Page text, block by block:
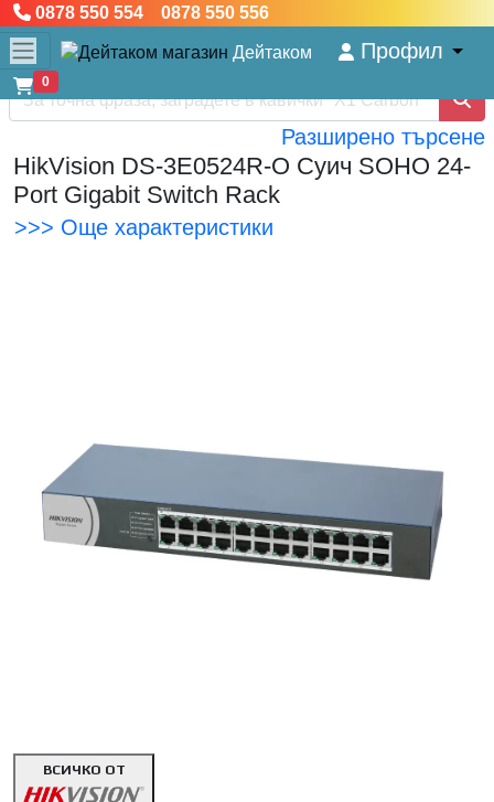
0878 550 554 0878 550 556
Дейтаком Профил
0
Разширено търсене
HikVision DS-3E0524R-O Суич SOHO 24-
Port Gigabit Switch Rack
>>> Още характеристики
ВСИЧКО ОТ